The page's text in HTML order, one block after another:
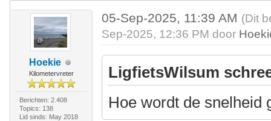
Hoekie
Kilometervreter
Berichten: 2.408
Topics: 138
Lid sinds: May 2018
05-Sep-2025, 11:39 AM (Dit
Sep-2025, 12:36 PM door
LigfietsWilsum
Hoe wordt de snelheid